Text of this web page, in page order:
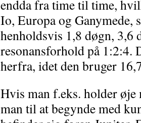
endda fra time til time,
Io, Europa og
henholdsvis 1,8 døgn, 3,6
resonansforhold på 1:2:4.
herfra, idet den bruger
Hvis man f.eks. holder øje
man til at begynde med